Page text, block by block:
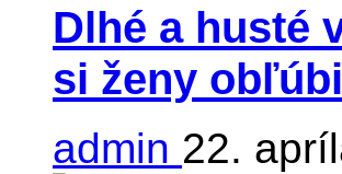
Dlhé a husté
si ženy
admin 22.